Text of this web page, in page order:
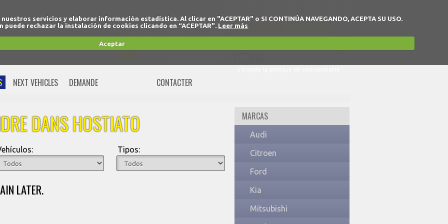
servicios y elaborar información estadística. Al clicar en "ACEPTAR" o SI CONTINÚA NAVEGANDO, ACEPTA SU USO.
puede rechazar la instalación de cookies clicando en “ACEPTAR". Leer más
Aceptar+34 91 691 77 32 BULLETIN DE VÉHICULES
NEXT VEHICLES DEMANDE CONTACTER
MARCAS
Audi
Citroen
Ford
Kia
Mitsubishi
DANS HOSTIATO
Tipos:
LATER.